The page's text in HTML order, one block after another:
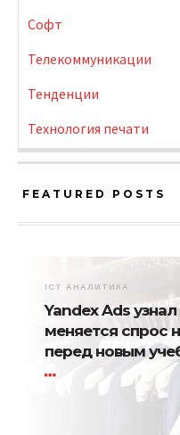
Софт
Телекоммуникации
Тенденции
Технология печати
FEATURED POSTS
ICT АНАЛИТИКА
Yandex Ads
меняется спрос
перед новым